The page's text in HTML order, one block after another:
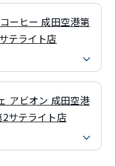
ーヒー 成田空港第
テライト店
アビオン 成田空港
サテライト店